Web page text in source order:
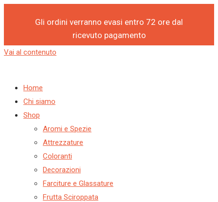
Gli ordini verranno evasi entro 72 ore dal
ricevuto pagamento
Vai al contenuto
Home
Chi siamo
Shop
Aromi e Spezie
Attrezzature
Coloranti
Decorazioni
Farciture e Glassature
Frutta Sciroppata